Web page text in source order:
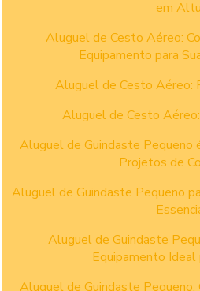
em
Aluguel de Cesto Aéreo:
Equipamento para
Aluguel de Cesto Aéreo:
Aluguel de Cesto
Aluguel de Guindaste Pequeno
Projetos de
Aluguel de Guindaste Pequeno
Aluguel de Guindaste
Equipamento Ideal
Aluguel de Guindaste Pequeno: